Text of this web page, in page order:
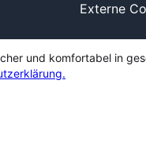
Externe
und komfortabel in